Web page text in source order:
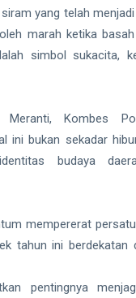
yang telah
marah ketika
simbol sukacita,
Meranti, Kombes
ini bukan sekadar
budaya
mempererat
tahun ini berdekatan
pentingnya